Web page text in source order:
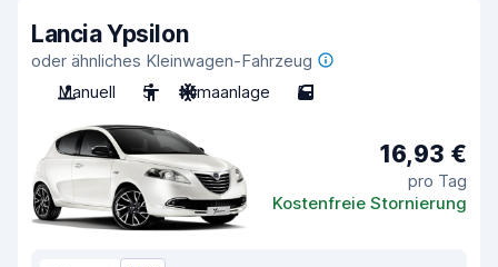
Lancia Ypsilon
oder ähnliches Kleinwagen-Fahrzeug
Manuell
5 Klimaanlage 5
16,93 €
pro Tag
Kostenfreie Stornierung